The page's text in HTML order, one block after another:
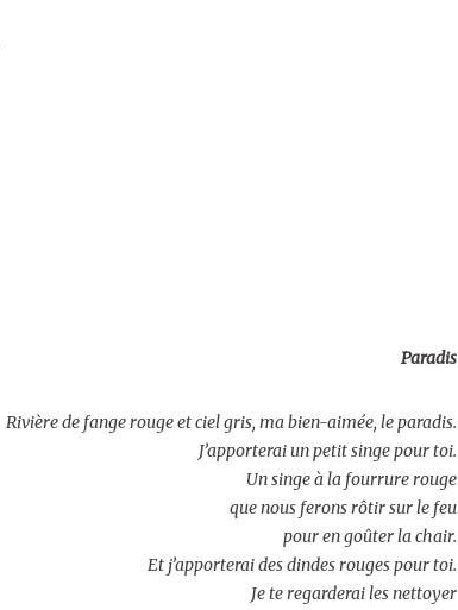
Paradis
Rivière de fange rouge et ciel gris, ma bien-aimée, le paradis.
J’apporterai un petit singe pour toi.
Un singe à la fourrure rouge
que nous ferons rôtir sur le feu
pour en goûter la chair.
Et j’apporterai des dindes rouges pour toi.
Je te regarderai les nettoyer